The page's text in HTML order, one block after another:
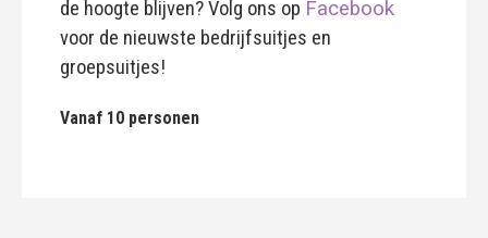
de hoogte blijven? Volg ons op Facebook
voor de nieuwste bedrijfsuitjes en
groepsuitjes!
Vanaf 10 personen